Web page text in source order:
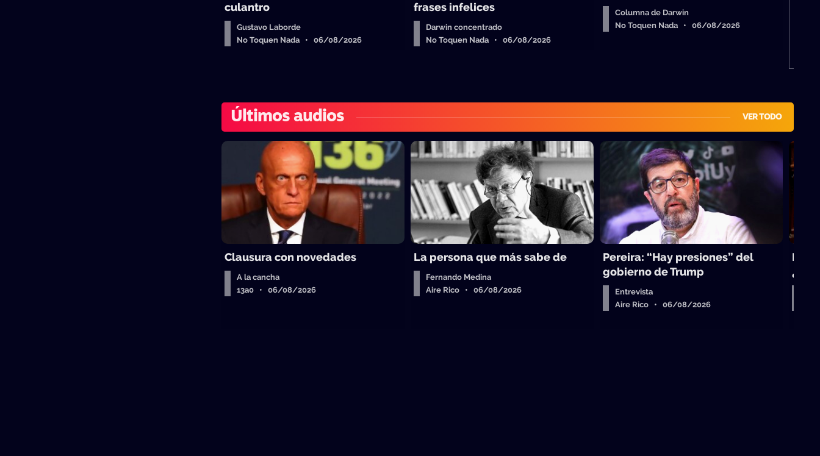
culantro
Gustavo Laborde
No Toquen Nada • 06/08/2026
frases infelices
Darwin concentrado
No Toquen Nada • 06/08/2026
Columna de Darwin
No Toquen Nada • 06/08/2026
Últimos audios VER TODO
Clausura con novedades
A la cancha
13a0 • 06/08/2026
La persona que más sabe de
Fernando Medina
Aire Rico • 06/08/2026
Pereira: “Hay presiones” del
gobierno de Trump
Entrevista
Aire Rico • 06/08/2026
La